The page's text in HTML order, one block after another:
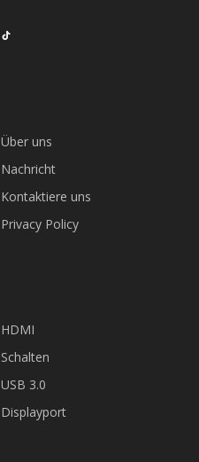
Über uns
Nachricht
Kontaktiere uns
Privacy Policy
HDMI
Schalten
USB 3.0
Displayport